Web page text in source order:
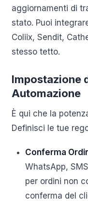
aggiornamenti di
stato. Puoi
Coliix, Sendit,
stesso tetto.
Impostazione
Automazione
È qui che la
Definisci le tue
Conferma
WhatsApp,
per ordini non
conferma del